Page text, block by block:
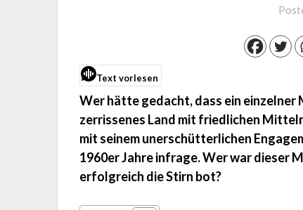
Text vorlesen
Wer hätte gedacht, dass ein einzelner
zerrissenes Land mit friedlichen
mit seinem unerschütterlichen
1960er Jahre infrage. Wer war dieser
erfolgreich die Stirn bot?